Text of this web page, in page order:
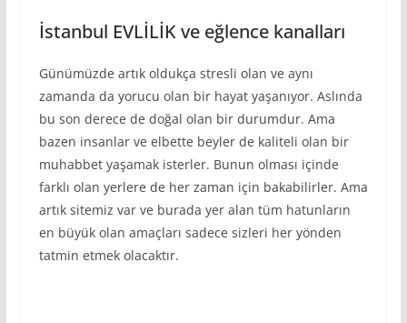
İstanbul EVLİLİK ve eğlence kanalları
Günümüzde artık oldukça stresli olan ve aynı
zamanda da yorucu olan bir hayat yaşanıyor. Aslında
bu son derece de doğal olan bir durumdur. Ama
bazen insanlar ve elbette beyler de kaliteli olan bir
muhabbet yaşamak isterler. Bunun olması içinde
farklı olan yerlere de her zaman için bakabilirler. Ama
artık sitemiz var ve burada yer alan tüm hatunların
en büyük olan amaçları sadece sizleri her yönden
tatmin etmek olacaktır.